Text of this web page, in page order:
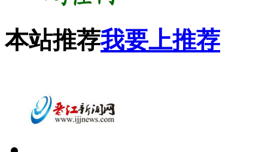
本站推荐我要上推荐